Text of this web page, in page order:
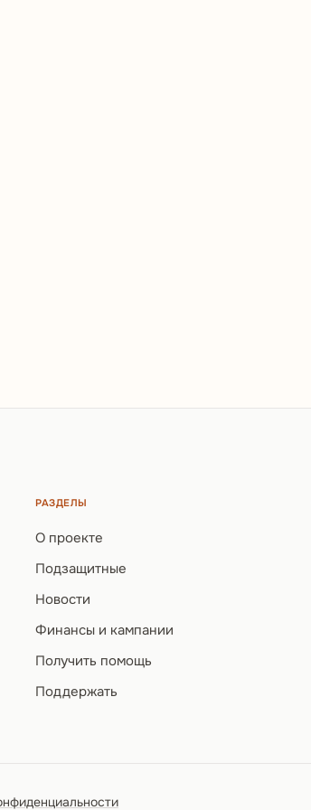
РАЗДЕЛЫ
О проекте
Подзащитные
Новости
Финансы и кампании
Получить помощь
Поддержать